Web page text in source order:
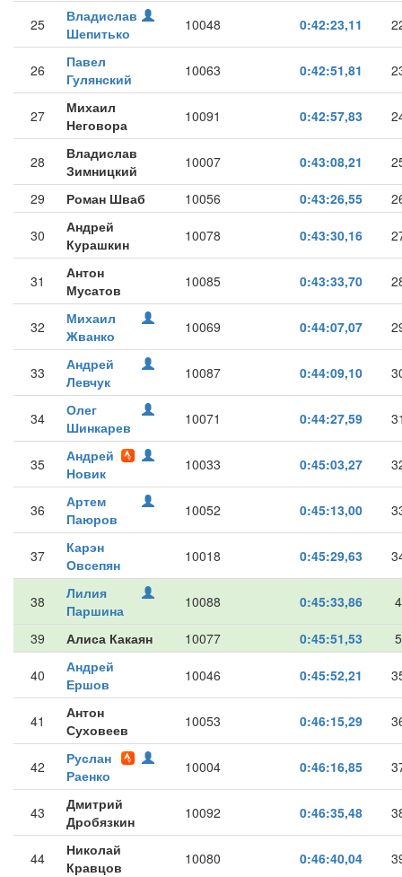
25
Владислав
Шепитько
10048 0:42:23,11
26
Павел
Гулянский
10063 0:42:51,81
27
Михаил
Неговора
10091 0:42:57,83
28
Владислав
Зимницкий
10007 0:43:08,21
29 Роман Шваб 10056 0:43:26,55
30
Андрей
Курашкин
10078 0:43:30,16
31
Антон
Мусатов
10085 0:43:33,70
32
Михаил
Жванко
10069 0:44:07,07
33
Андрей
Левчук
10087 0:44:09,10
34
Олег
Шинкарев
10071 0:44:27,59
35
Андрей
Новик
10033 0:45:03,27
36
Артем
Паюров
10052 0:45:13,00
37
Карэн
Овсепян
10018 0:45:29,63
38
Лилия
Паршина
10088 0:45:33,86 4
39 Алиса Какаян 10077 0:45:51,53 5
40
Андрей
Ершов
10046 0:45:52,21
41
Антон
Суховеев
10053 0:46:15,29
42
Руслан
Раенко
10004 0:46:16,85
43
Дмитрий
Дробязкин
10092 0:46:35,48
44
Николай
Кравцов
10080 0:46:40,04